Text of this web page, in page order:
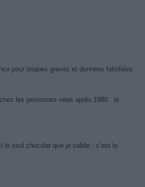
pour risques graves et données falsifiées
les personnes nées après 1980 : le
le seul chocolat que je valide : c’est le